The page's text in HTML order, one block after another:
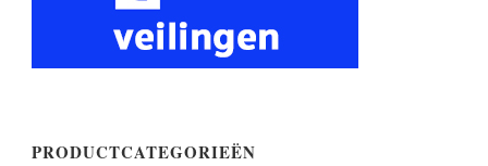
PRODUCTCATEGORIEËN